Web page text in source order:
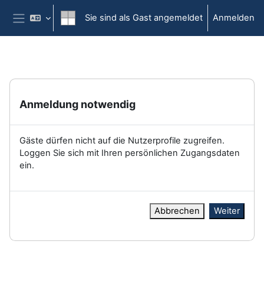
Zum Hauptinhalt
Website-Übersicht
Sie sind als Gast angemeldet Anmelden
Anmeldung notwendig
Gäste dürfen nicht auf die Nutzerprofile zugreifen.
Loggen Sie sich mit Ihren persönlichen Zugangsdaten
ein.
Abbrechen Weiter